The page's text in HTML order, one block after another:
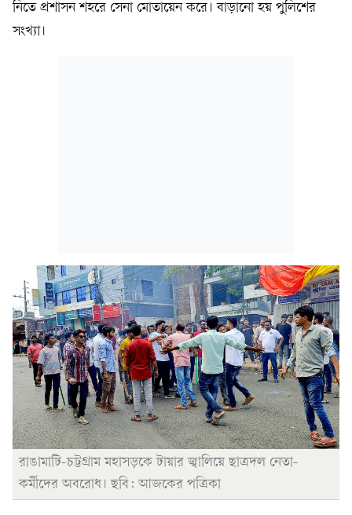
নিতে প্রশাসন শহরে সেনা মোতায়েন করে। বাড়ানো হয় পুলিশের
সংখ্যা।
রাঙামাটি-চট্টগ্রাম মহাসড়কে টায়ার জ্বালিয়ে ছাত্রদল নেতা-
কর্মীদের অবরোধ। ছবি: আজকের পত্রিকা